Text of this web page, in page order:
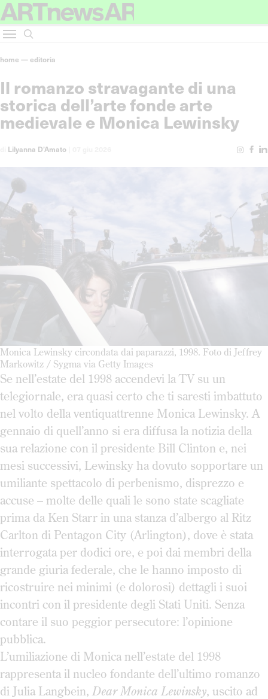
home —editoria
Il romanzo stravagante di una
storica dell’arte fonde arte
medievale e Monica Lewinsky
Lilyanna D’Amato
Monica Lewinsky circondata dai paparazzi, 1998. Foto di Jeffrey
Markowitz / Sygma via Getty Images
Se nell’estate del 1998 accendevi la TV su un
telegiornale, era quasi certo che ti saresti imbattuto
nel volto della ventiquattrenne Monica Lewinsky. A
gennaio di quell’anno si era diffusa la notizia della
sua relazione con il presidente Bill Clinton e, nei
mesi successivi, Lewinsky ha dovuto sopportare un
umiliante spettacolo di perbenismo, disprezzo e
accuse – molte delle quali le sono state scagliate
prima da Ken Starr in una stanza d’albergo al Ritz
Carlton di Pentagon City (Arlington), dove è stata
interrogata per dodici ore, e poi dai membri della
grande giuria federale, che le hanno imposto di
ricostruire nei minimi (e dolorosi) dettagli i suoi
incontri con il presidente degli Stati Uniti. Senza
contare il suo peggior persecutore: l’opinione
pubblica.
L’umiliazione di Monica nell’estate del 1998
rappresenta il nucleo fondante dell’ultimo romanzo
di Julia Langbein, Dear Monica Lewinsky, uscito ad